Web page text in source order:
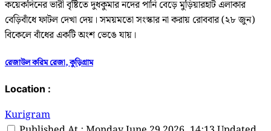
কয়েকদিনের ভারী বৃষ্টিতে দুধকুমার নদের পানি বেড়ে মুড়িয়ারহাট এলাকার
বেড়িবাঁধে ফাটল দেখা দেয়। সময়মতো সংস্কার না করায় রোববার (২৮ জুন)
বিকেলে বাঁধের একটি অংশ ভেঙে যায়।
রেজাউল করিম রেজা, কুড়িগ্রাম
Location :
Kurigram